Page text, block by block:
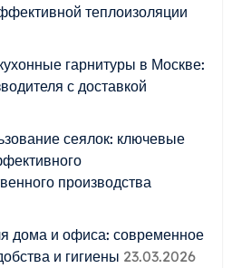
теплоизоляции
гарнитуры в Москве:
с доставкой
сеялок: ключевые
производства
дома и офиса: современное
и гигиены 23.03.2026